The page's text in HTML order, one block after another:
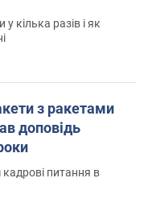
кілька разів і як
з ракетами
доповідь
питання в